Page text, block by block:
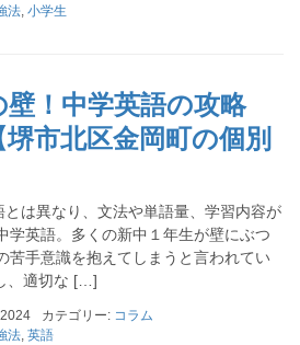
法, 小学生
壁！中学英語の攻略
市北区金岡町の個別
は異なり、文法や単語量、学習内容が
学英語。多くの新中１年生が壁にぶつ
苦手意識を抱えてしまうと言われてい
、適切な […]
カテゴリー: コラム
法 英語